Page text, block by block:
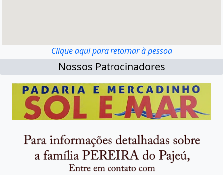
Clique aqui para retornar à pessoa
Nossos Patrocinadores